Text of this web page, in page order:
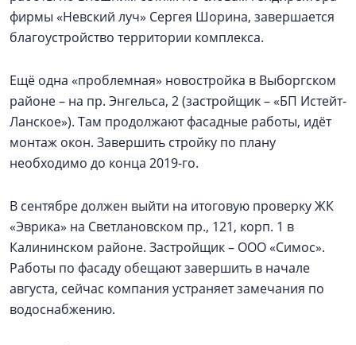
фирмы «Невский луч» Сергея Шорина, завершается
благоустройство территории комплекса.
Ещё одна «проблемная» новостройка в Выборгском
районе – на пр. Энгельса, 2 (застройщик – «БП Истейт-
Ланское»). Там продолжают фасадные работы, идёт
монтаж окон. Завершить стройку по плану
необходимо до конца 2019-го.
В сентябре должен выйти на итоговую проверку ЖК
«Эврика» на Светлановском пр., 121, корп. 1 в
Калининском районе. Застройщик – ООО «Симос».
Работы по фасаду обещают завершить в начале
августа, сейчас компания устраняет замечания по
водоснабжению.